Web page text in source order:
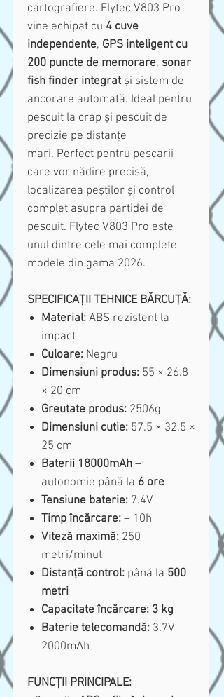
cartografiere. Flytec V803 Pro
vine echipat cu 4 cuve
independente, GPS inteligent cu
200 puncte de memorare, sonar
fish finder integratși sistem de
ancorare automată. Ideal pentru
pescuit la crap și pescuit de
precizie pe distanțe
mari. Perfect pentru pescarii
care vor nădire precisă,
localizarea peștilor și control
complet asupra partidei de
pescuit. Flytec V803 Pro este
unul dintre cele mai complete
modele din gama 2026.
SPECIFICAȚII TEHNICE BĂRCUȚĂ:
Material: ABS rezistent la
impact
Culoare: Negru
Dimensiuni produs: 55 × 26.8
× 20 cm
Greutate produs: 2506g
Dimensiuni cutie: 57.5 × 32.5 ×
25 cm
Baterii 18000mAh –
autonomie până la 6 ore
Tensiune baterie: 7.4V
Timp încărcare: – 10h
Viteză maximă: 250
metri/minut
Distanță control: până la 500
metri
Capacitate încărcare: 3 kg
Baterie telecomandă: 3.7V
2000mAh
FUNCȚII PRINCIPALE: